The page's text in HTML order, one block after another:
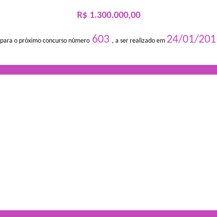
R$ 1.300.000,00
o próximo concurso número 603 , a ser realizado em 24/01/